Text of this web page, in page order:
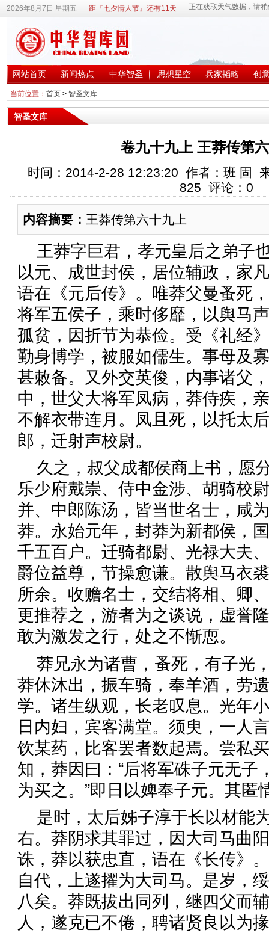
2026年8月7日 星期五 距『七夕情人节』还有11天
网站首页 新闻热点 中华智圣 思想星空 兵家韬略 创
当前位置： 首页> 智圣文库
智圣文库
卷九十九上 王莽传第
时间：2014-2-28 12:23:20 作者：班 固
825 评论： 0
内容摘要： 王莽传第六十九上
王莽字巨君，孝元皇后之弟子
以元、成世封侯，居位辅政，家
语在《元后传》。唯莽父曼蚤死
将军五侯子，乘时侈靡，以舆马
孤贫，因折节为恭俭。受《礼经
勤身博学，被服如儒生。事母及
甚敕备。又外交英俊，内事诸父
中，世父大将军凤病，莽侍疾，
不解衣带连月。凤且死，以托太
郎，迁射声校尉。
久之，叔父成都侯商上书，愿
乐少府戴崇、侍中金涉、胡骑校
并、中郎陈汤，皆当世名士，咸
莽。永始元年，封莽为新都侯，
千五百户。迁骑都尉、光禄大夫
爵位益尊，节操愈谦。散舆马衣
所余。收赡名士，交结将相、卿
更推荐之，游者为之谈说，虚誉
敢为激发之行，处之不惭恧
莽兄永为诸曹，蚤死，有子光
莽休沐出，振车骑，奉羊酒，劳
学。诸生纵观，长老叹息。光年
日内妇，宾客满堂。须臾，一人
饮某药，比客罢者数起焉。尝私
知，莽因曰：“后将军硃子元无子
为买之。”即日以婢奉子元。
是时，太后姊子淳于长以材能
右。莽阴求其罪过，因大司马曲
诛，莽以获忠直，语在《长传》
自代，上遂擢为大司马。是岁，
八矣。莽既拔出同列，继四父而
人，遂克已不倦，聘诸贤良以为